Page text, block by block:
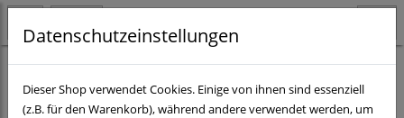
Fahrräder Cross / Gravel
Datenschutzeinstellungen
Dieser Shop verwendet Cookies. Einige von ihnen sind essenziell
(z.B. für den Warenkorb), während andere verwendet werden, um